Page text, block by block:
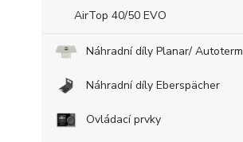
AirTop 40/50 EVO
Náhradní díly Planar/ Autoterm
Náhradní díly Eberspächer
Ovládací prvky